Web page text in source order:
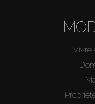
Vivre